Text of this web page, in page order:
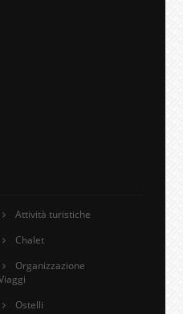
Attività turistiche
Chalet
Organizzazione
Ostelli